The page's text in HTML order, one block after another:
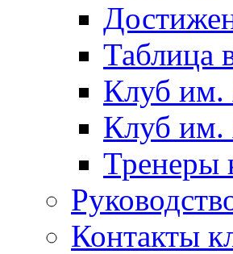
Таблица
Клуб им.
Клуб им.
Тренеры
Контакты